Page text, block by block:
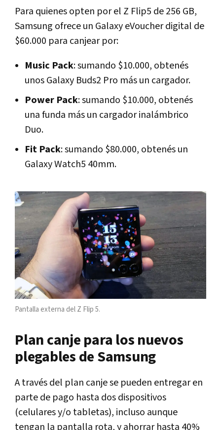
Para quienes opten por el Z Flip5 de 256 GB,
Samsung ofrece un Galaxy eVoucher digital de
$60.000 para canjear por:
Music Pack: sumando $10.000, obtenés
unos Galaxy Buds2 Pro más un cargador.
Power Pack: sumando $10.000, obtenés
una funda más un cargador inalámbrico
Duo.
Fit Pack: sumando $80.000, obtenés un
Galaxy Watch5 40mm.
Pantalla externa del Z Flip 5.
Plan canje para los nuevos
plegables de Samsung
A través del plan canje se pueden entregar en
parte de pago hasta dos dispositivos
(celulares y/o tabletas), incluso aunque
tengan la pantalla rota, y ahorrar hasta 40%